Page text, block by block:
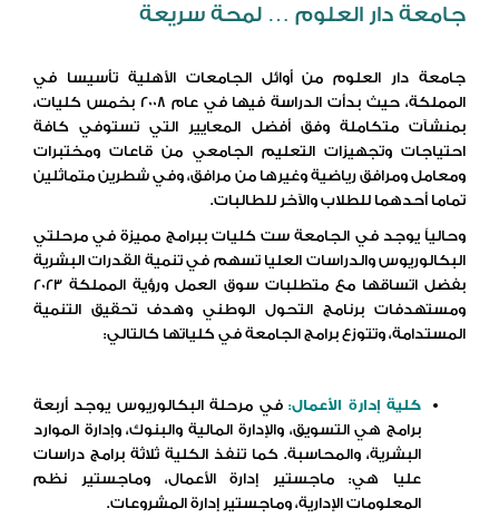
جامعة دار العلوم … لمحة سريعة
جامعة دار العلوم من أوائل الجامعات الأهلية تأسيسا في
المملكة، حيث بدأت الدراسة فيها في عام 2008 بخمس كليات،
بمنشآت متكاملة وفق أفضل المعايير التي تستوفي كافة
احتياجات وتجهيزات التعليم الجامعي من قاعات ومختبرات
ومعامل ومرافق رياضية وغيرها من مرافق، وفي شطرين متماثلين
تماما أحدهما للطلاب والآخر للطالبات.
وحالياً يوجد في الجامعة ست كليات ببرامج مميزة في مرحلتي
البكالوريوس والدراسات العليا تسهم في تنمية القدرات البشرية
بفضل اتساقها مع متطلبات سوق العمل ورؤية المملكة 2023
ومستهدفات برنامج التحول الوطني وهدف تحقيق التنمية
المستدامة، وتتوزع برامج الجامعة في كلياتها كالتالي:
كلية إدارة الأعمال:في مرحلة البكالوريوس يوجد أربعة
برامج هي التسويق، والإدارة المالية والبنوك، وإدارة الموارد
البشرية، والمحاسبة. كما تنفذ الكلية ثلاثة برامج دراسات
عليا هي: ماجستير إدارة الأعمال، وماجستير نظم
المعلومات الإدارية، وماجستير إدارة المشروعات.